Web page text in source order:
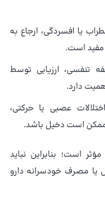
یا افسردگی، ارجاع به
است.
تنفسی، ارزیابی توسط
عصبی یا حرکتی،
است دخیل باشد.
است؛ بنابراین نباید
یا مصرف خودسرانه دارو